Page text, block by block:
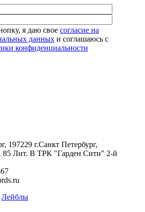
я даю свое согласие на
данныхи соглашаюсь с
конфиденциальности
197229 г.Санкт Петербург,
85 Лит. B ТРК "Гарден Сити" 2-й
Лейблы